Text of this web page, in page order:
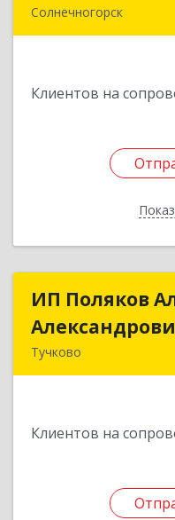
Солнечногорск
Клиентов на
ИП Поляков
Тучково
Клиентов на
ИП